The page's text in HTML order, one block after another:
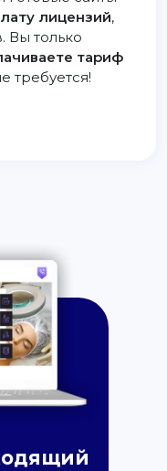
лицензий,
Вы только
тариф
требуется!